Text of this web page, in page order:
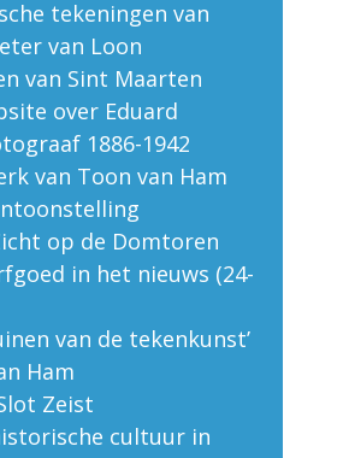
tekeningen van
van Loon
van Sint Maarten
over Eduard
1886-1942
van Toon van Ham
op de Domtoren
in het nieuws (24-
van de tekenkunst’
Ham
Zeist
cultuur in